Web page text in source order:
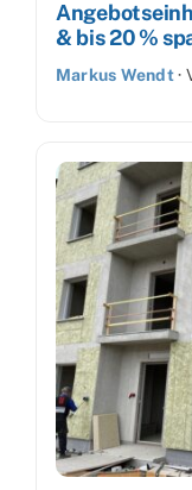
& bis 20 %
Markus Wendt·